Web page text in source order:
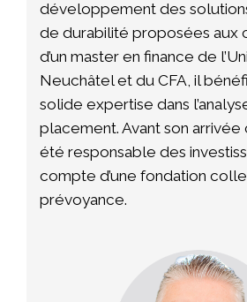
développement des
de durabilité proposées aux
d’un master en finance de
Neuchâtel et du CFA, il
solide expertise dans
placement. Avant son arrivée
été responsable des
compte d’une fondation
prévoyance.